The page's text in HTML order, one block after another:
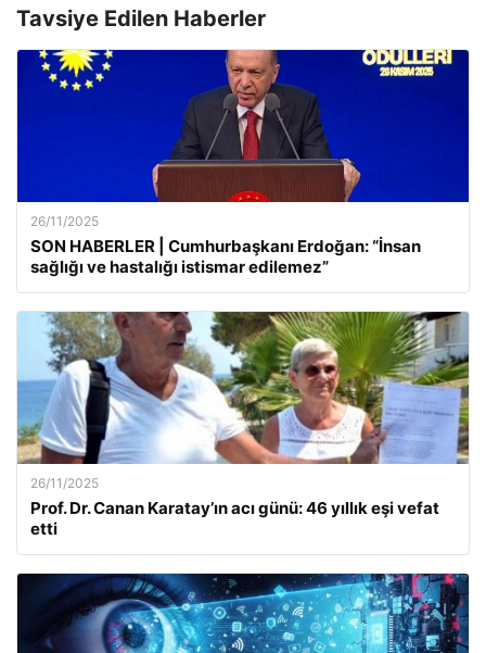
Tavsiye Edilen Haberler
26/11/2025
SON HABERLER | Cumhurbaşkanı Erdoğan: “İnsan
sağlığı ve hastalığı istismar edilemez”
26/11/2025
Prof. Dr. Canan Karatay’ın acı günü: 46 yıllık eşi vefat
etti